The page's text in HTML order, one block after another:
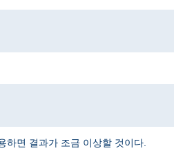
하면 결과가 조금 이상할 것이다.